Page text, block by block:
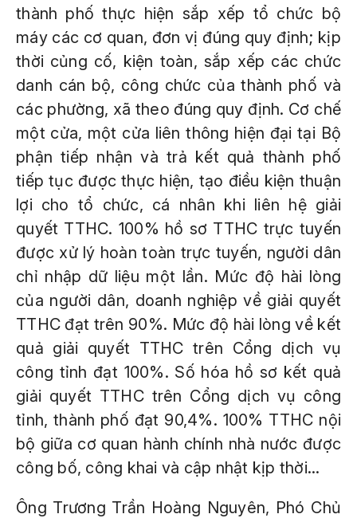
thành phố thực hiện sắp xếp tổ chức bộ
máy các cơ quan, đơn vị đúng quy định; kịp
thời củng cố, kiện toàn, sắp xếp các chức
danh cán bộ, công chức của thành phố và
các phường, xã theo đúng quy định. Cơ chế
một cửa, một cửa liên thông hiện đại tại Bộ
phận tiếp nhận và trả kết quả thành phố
tiếp tục được thực hiện, tạo điều kiện thuận
lợi cho tổ chức, cá nhân khi liên hệ giải
quyết TTHC. 100% hồ sơ TTHC trực tuyến
được xử lý hoàn toàn trực tuyến, người dân
chỉ nhập dữ liệu một lần. Mức độ hài lòng
của người dân, doanh nghiệp về giải quyết
TTHC đạt trên 90%. Mức độ hài lòng về kết
quả giải quyết TTHC trên Cổng dịch vụ
công tỉnh đạt 100%. Số hóa hồ sơ kết quả
giải quyết TTHC trên Cổng dịch vụ công
tỉnh, thành phố đạt 90,4%. 100% TTHC nội
bộ giữa cơ quan hành chính nhà nước được
công bố, công khai và cập nhật kịp thời...
Ông Trương Trần Hoàng Nguyên, Phó Chủ